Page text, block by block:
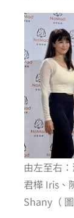
由左至右
君樺 Iris、
Shany（